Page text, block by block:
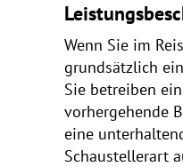
Wenn Sie im
grundsätzlich
Sie betreiben
vorhergehende
eine
Schaustellerart